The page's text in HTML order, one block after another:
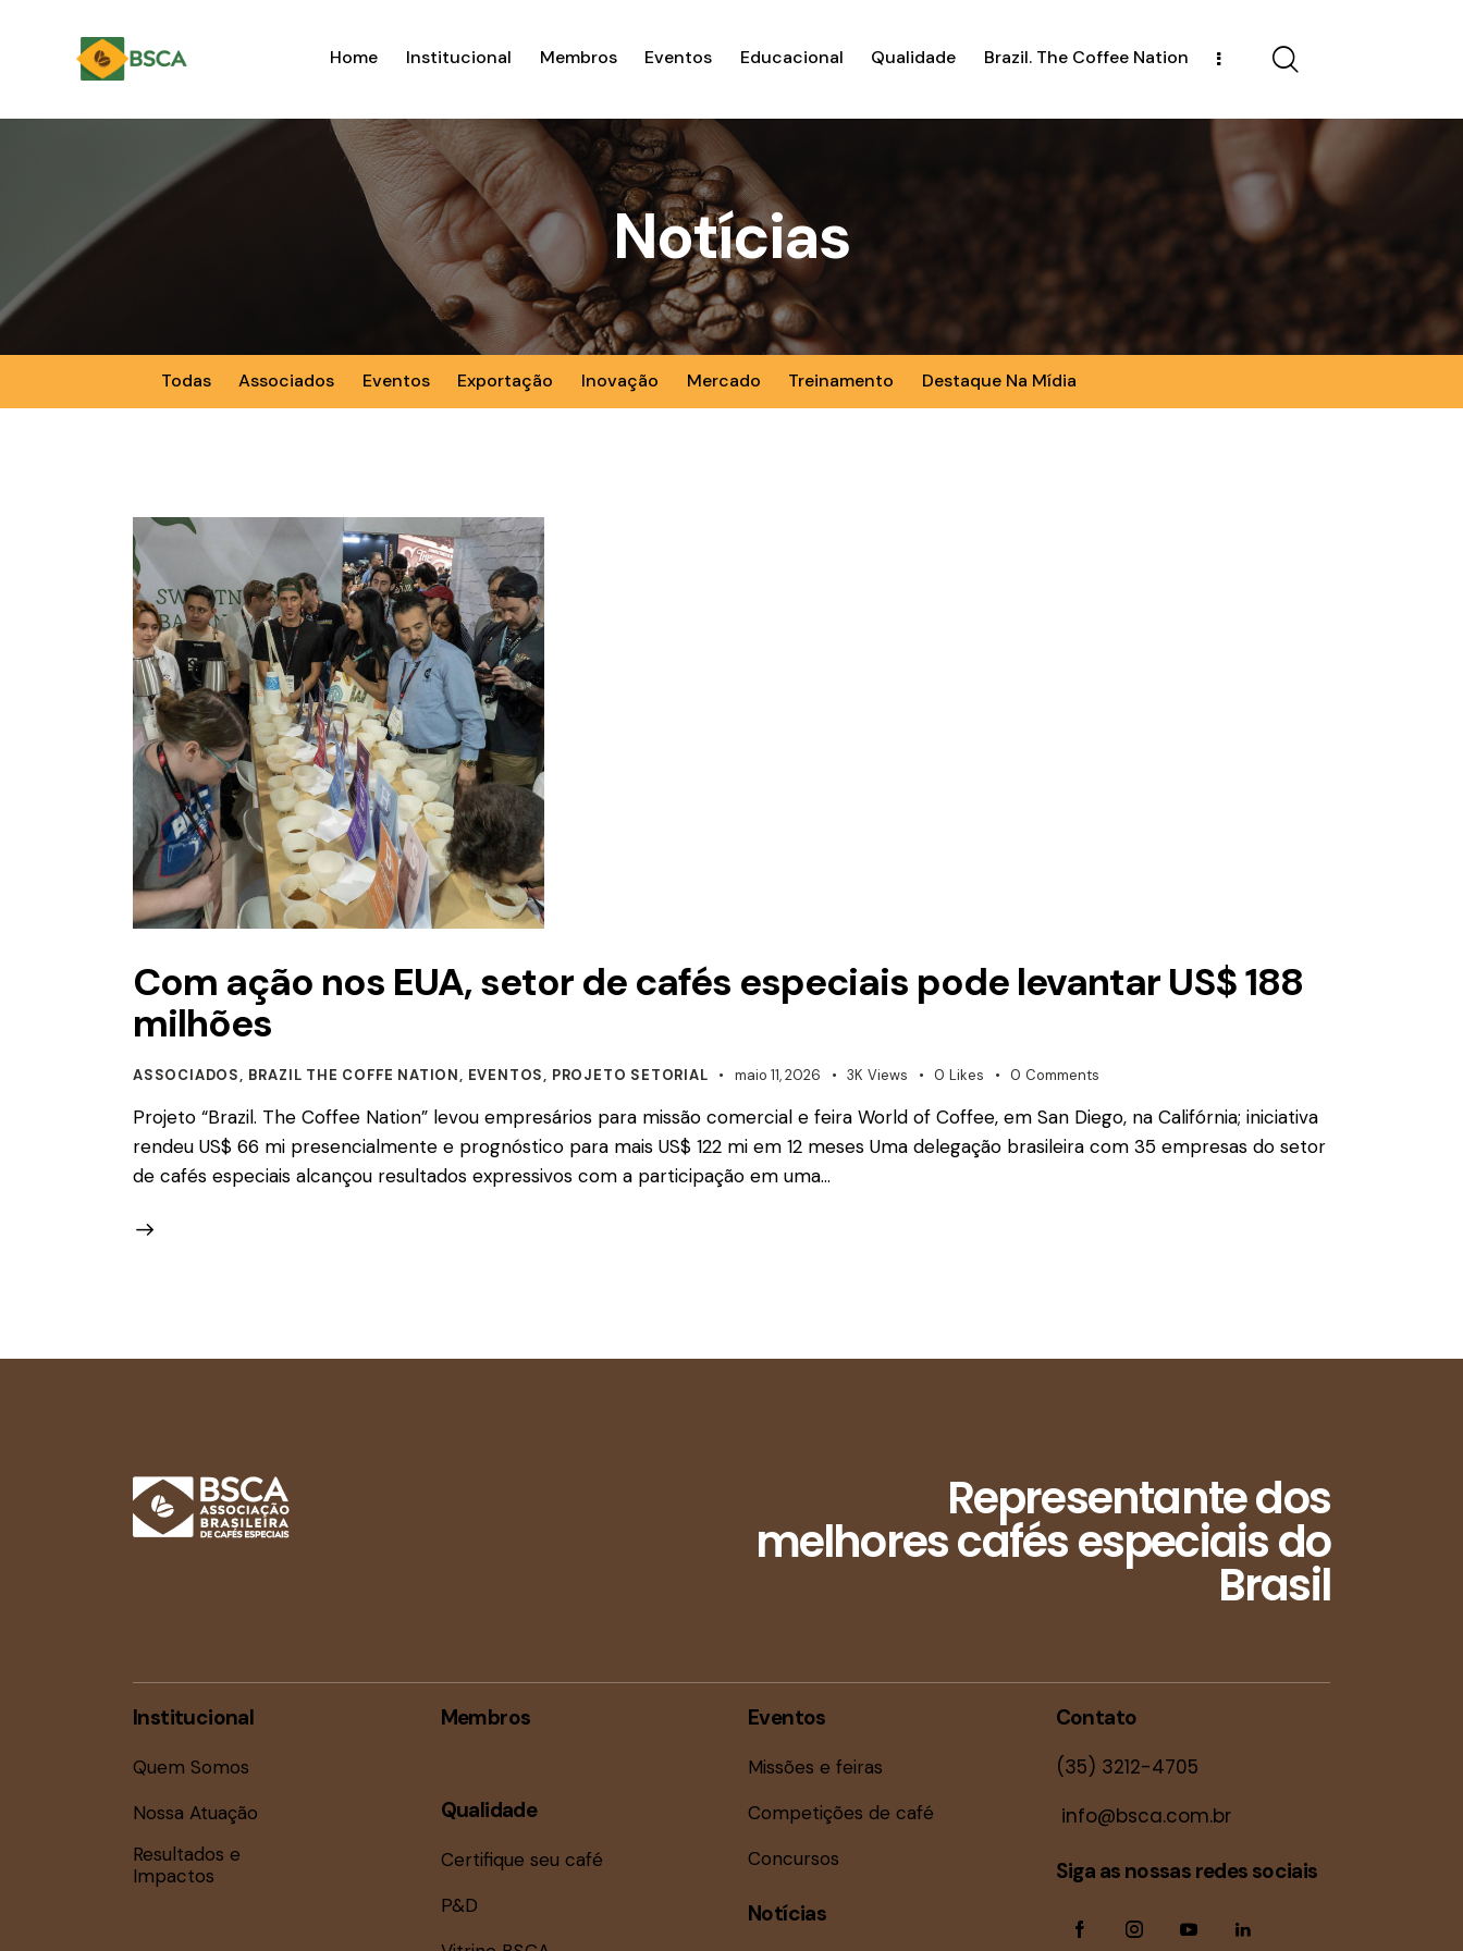
Home Institucional Membros Eventos Educacional Qualidade Brazil. The Coffee Nation
Notícias
Todas Associados Eventos Exportação Inovação Mercado Treinamento Destaque Na Mídia
Com ação nos EUA, setor de cafés especiais pode levantar US$ 188
milhões
ASSOCIADOS, BRAZIL THE COFFE NATION, EVENTOS, PROJETO SETORIAL maio 11, 2026 3K Views 0 Likes 0 Comments
Projeto “Brazil. The Coffee Nation” levou empresários para missão comercial e feira World of Coffee, em San Diego, na Califórnia; iniciativa
rendeu US$ 66 mi presencialmente e prognóstico para mais US$ 122 mi em 12 meses Uma delegação brasileira com 35 empresas do setor
de cafés especiais alcançou resultados expressivos com a participação em uma…
Representante dos
melhores cafés especiais do
Brasil
Institucional
Quem Somos
Nossa Atuação
Resultados e
Impactos
Membros
Qualidade
Certifique seu café
P&D
Eventos
Missões e feiras
Competições de café
Concursos
Notícias
Contato
(35) 3212-4705
info@bsca.com.br
Siga as nossas redes sociais